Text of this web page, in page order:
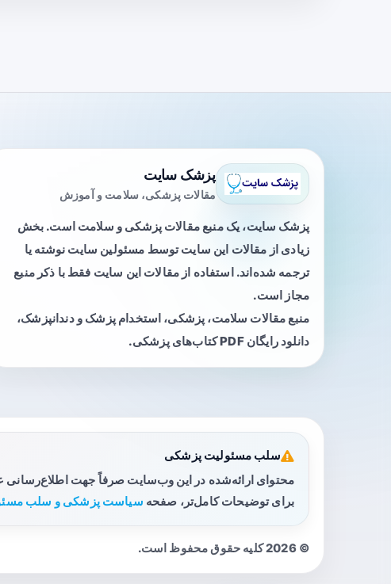
پزشک سایت
مقالات پزشکی، سلامت و آموزش
پزشک سایت، یک منبع مقالات پزشکی و سلامت است. بخش
زیادی از مقالات این سایت توسط مسئولین سایت نوشته یا
ترجمه شده‌اند. استفاده از مقالات این سایت فقط با ذکر منبع
مجاز است.
منبع مقالات سلامت، پزشکی، استخدام پزشک و دندانپزشک،
دانلود رایگان PDF کتاب‌های پزشکی.
سلب مسئولیت پزشکی
محتوای ارائه‌شده در این وب‌سایت صرفاً جهت اطلاع‌رسانی
برای توضیحات کامل‌تر، صفحه سیاست پزشکی و سلب
© 2026 کلیه حقوق محفوظ است.